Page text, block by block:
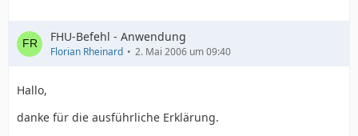
FHU-Befehl - Anwendung
Florian Rheinard 2. Mai 2006 um 09:40
Hallo,
danke für die ausführliche Erklärung.